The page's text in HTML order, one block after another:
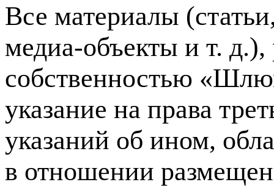
Все материалы
медиа-объекты и т. д.),
собственностью
указание на права
указаний об ином,
в отношении